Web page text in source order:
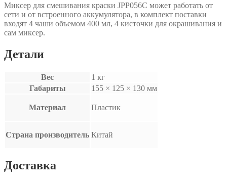
Миксер для смешивания краски JPP056C может работать от
сети и от встроенного аккумулятора, в комплект поставки
входят 4 чаши объемом 400 мл, 4 кисточки для окрашивания и
сам миксер.
Детали
Вес
1 кг
Габариты
155 × 125 × 130 мм
Материал Пластик
Страна производитель Китай
Доставка